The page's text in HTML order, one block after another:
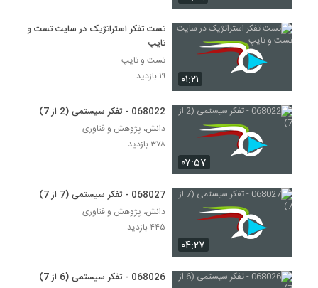
97
۴۵۶ بازدید
Thinking)
۵۲۱ بازدید
028099 - تفکر انتقادی (Critical
Thinking)
100
Thinking)
۵۷۰ بازدید
Thinking)
۴۳۶ بازدید
۰۱:۲۱
تست تفکر استراتژیک در سایت تست و
تایپ
تست و تایپ
۱۹ بازدید
۰۷:۵۷
068022 - تفکر سیستمی (2 از 7)
دانش، پژوهش و فناوری
۳۷۸ بازدید
۰۴:۲۷
068027 - تفکر سیستمی (7 از 7)
دانش، پژوهش و فناوری
۴۴۵ بازدید
068026 - تفکر سیستمی (6 از 7)